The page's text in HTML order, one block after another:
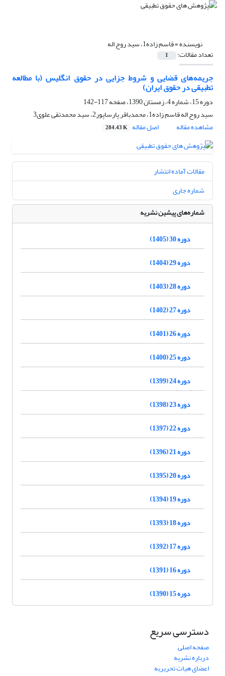
نویسنده =قاسم زاده1، سید روح اله
تعداد مقالات: 1
جریمه‌های قضایی و شروط‌ جزایی در حقوق انگلیس (با مطالعه
تطبیقی در حقوق ایران)
دوره 15، شماره 4، زمستان 1390، صفحه
117-142
سید روح اله قاسم زاده1، محمدباقر پارساپور2، سید محمدتقی علوی3
مشاهده مقاله
اصل مقاله 284.43 K
مقالات آماده انتشار
شماره جاری
شماره‌های پیشین نشریه
دوره 30 (1405)
دوره 29 (1404)
دوره 28 (1403)
دوره 27 (1402)
دوره 26 (1401)
دوره 25 (1400)
دوره 24 (1399)
دوره 23 (1398)
دوره 22 (1397)
دوره 21 (1396)
دوره 20 (1395)
دوره 19 (1394)
دوره 18 (1393)
دوره 17 (1392)
دوره 16 (1391)
دوره 15 (1390)
دسترسی سریع
صفحه اصلی
درباره نشریه
اعضای هیات تحریریه